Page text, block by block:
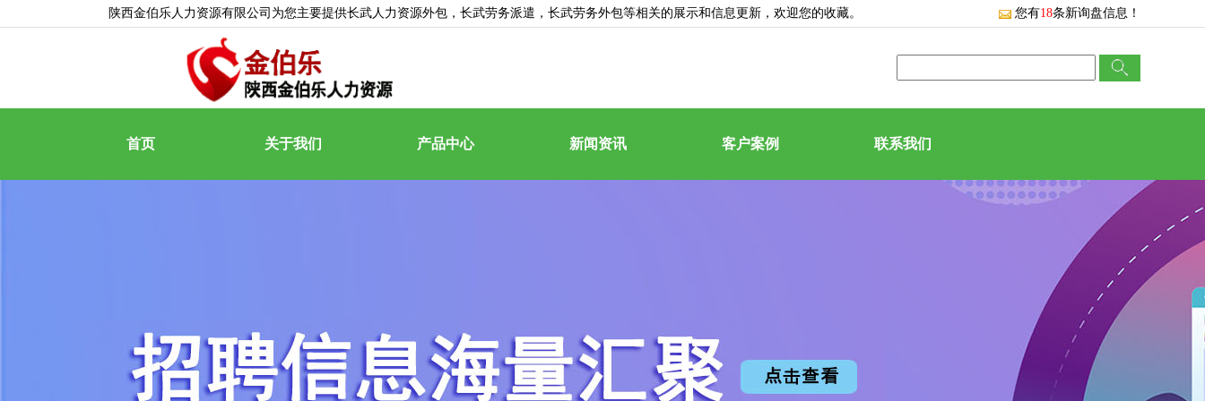
陕西金伯乐人力资源有限公司为您主要提供长武人力资源外包 ，长武劳务派遣，长武劳务外包等相关的展示和信息更新，欢迎您的收藏。 您有18条新询盘信息！
首页 关于我们 产品中心 新闻资讯 客户案例 联系我们